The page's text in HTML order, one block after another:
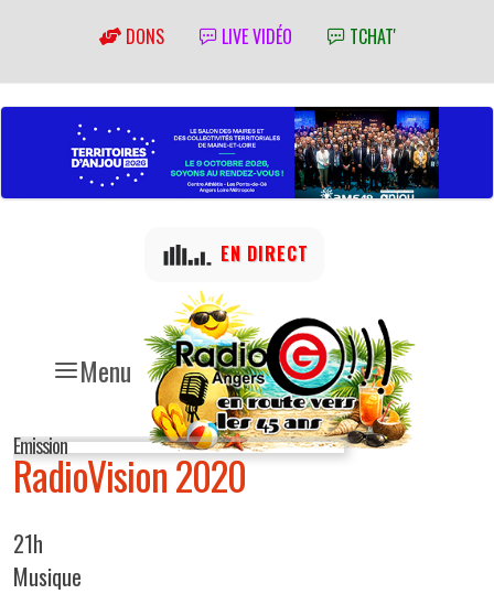
DONS LIVE VIDÉO TCHAT'
Menu
EN DIRECT
Emission
RadioVision 2020
21h
Musique